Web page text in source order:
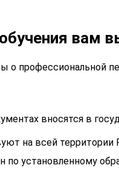
вам
о профессиональной
вносятся в
на всей территории
установленному